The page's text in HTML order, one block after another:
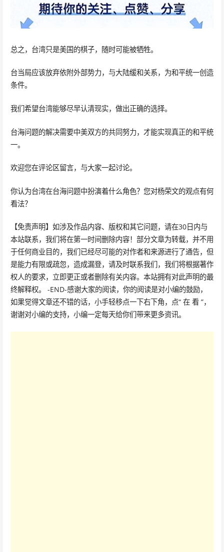
总之，台湾只是美国的棋子，随时可能被牺牲。
台当局应该放弃依附外部势力，与大陆缓和关系，为和平统一创造
条件。
我们希望台湾能够尽早认清现实，做出正确的选择。
台海问题的解决需要中美双方的共同努力，才能实现真正的和平统
一。
欢迎您在评论区留言，与大家一起讨论。
你认为台湾在台海问题中扮演着什么角色？您对杨荣文的观点有何
看法？
【免责声明】如涉及作品内容、版权和其它问题，请在30日内与
本站联系，我们将在第一时间删除内容！部分文章为转载，并不用
于任何商业目的，我们已经尽可能的对作者和来源进行了通告，但
是能力有限或疏忽，造成漏登，请及时联系我们，我们将根据著作
权人的要求，立即更正或者删除有关内容。本站拥有对此声明的最
终解释权。 -END-感谢大家的阅读，你的阅读是对小编的鼓励，
如果觉得文章还不错的话，小手轻移点一下右下角，点“ 在 看 ”，
谢谢对小编的支持，小编一定每天给你们带来更多资讯。